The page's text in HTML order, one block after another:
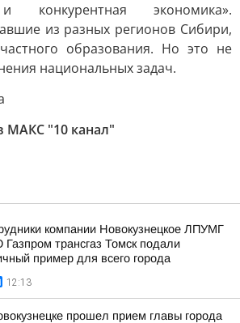
конкурентная экономика».
из разных регионов Сибири,
образования. Но это не
национальных задач.
МАКС "10 канал"
компании Новокузнецкое ЛПУМГ
трансгаз Томск подали
пример для всего города
12:13
прошел прием главы города